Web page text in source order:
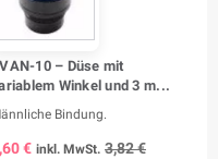
10 – Düse mit
Winkel und 3 m...
Bindung.
€ inkl. MwSt. 3,82 €